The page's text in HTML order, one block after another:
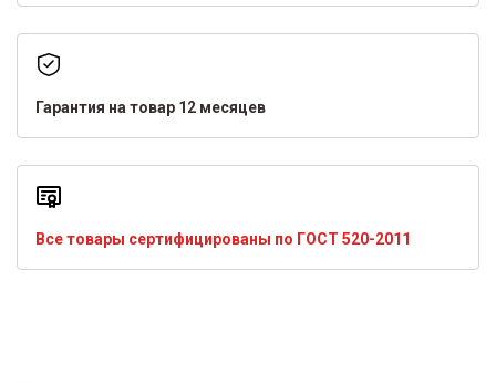
Гарантия на товар 12 месяцев
Все товары сертифицированы по ГОСТ 520-2011